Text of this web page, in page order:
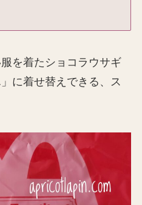
を着たショコラウサギ
に着せ替えできる、ス